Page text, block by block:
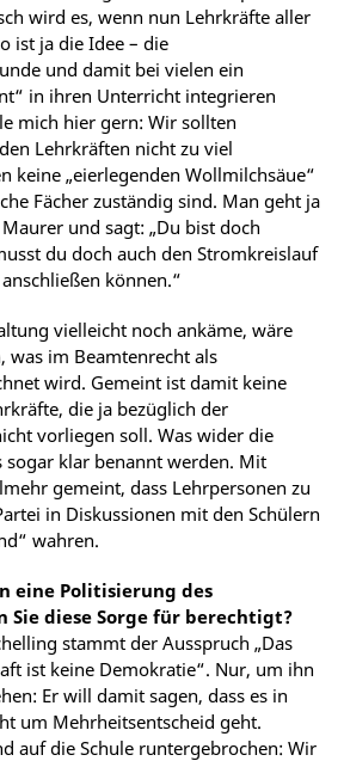
wird es, wenn nun Lehrkräfte aller
ist ja die Idee – die
und damit bei vielen ein
in ihren Unterricht integrieren
mich hier gern: Wir sollten
Lehrkräften nicht zu viel
keine „eierlegenden Wollmilchsäue“
Fächer zuständig sind. Man geht ja
und sagt: „Du bist doch
du doch auch den Stromkreislauf
können.“
vielleicht noch ankäme, wäre
was im Beamtenrecht als
wird. Gemeint ist damit keine
die ja bezüglich der
vorliegen soll. Was wider die
sogar klar benannt werden. Mit
gemeint, dass Lehrpersonen zu
in Diskussionen mit den Schülern
wahren.
eine Politisierung des
Sie diese Sorge für berechtigt?
stammt der Ausspruch „Das
ist keine Demokratie“. Nur, um ihn
Er will damit sagen, dass es in
um Mehrheitsentscheid geht.
auf die Schule runtergebrochen: Wir